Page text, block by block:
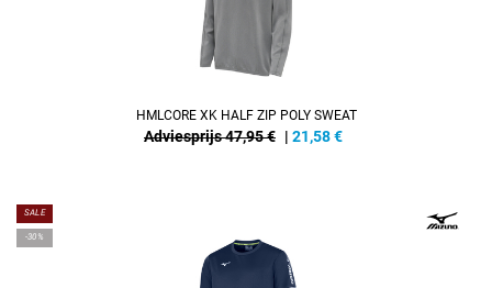
HMLCORE XK HALF ZIP POLY SWEAT
Adviesprijs 47,95 € | 21,58€
SALE
-30%